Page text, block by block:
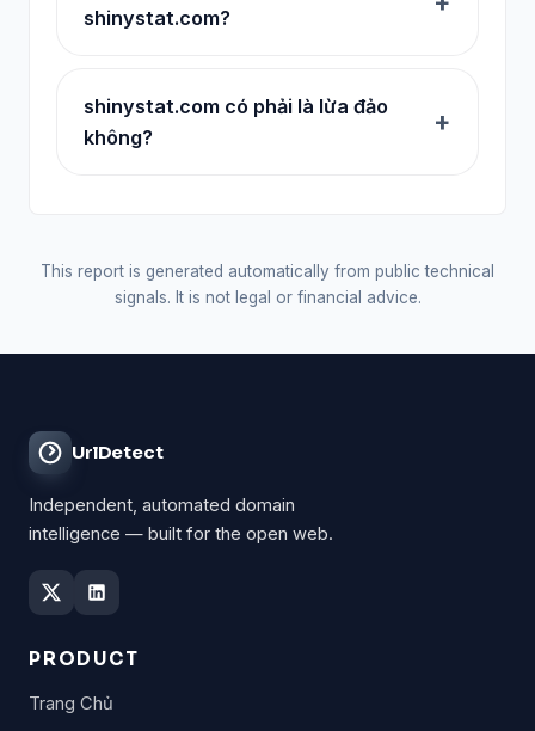
shinystat.com?
shinystat.com có phải là lừa đảo
không?
This report is generated automatically from public technical
signals. It is not legal or financial advice.
UrlDetect
Independent, automated domain
intelligence — built for the open web.
PRODUCT
Trang Chủ